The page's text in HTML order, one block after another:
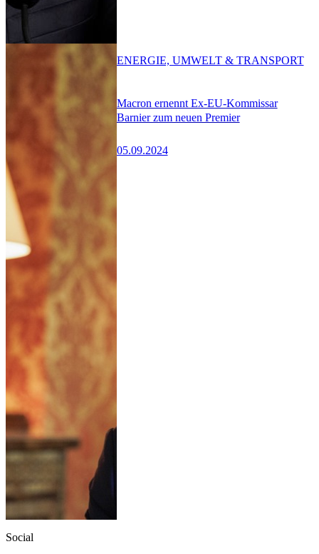
Macron ernennt Ex-EU-Kommissar
Barnier zum neuen Premier
05.09.2024
ENERGIE, UMWELT & TRANSPORT
Social